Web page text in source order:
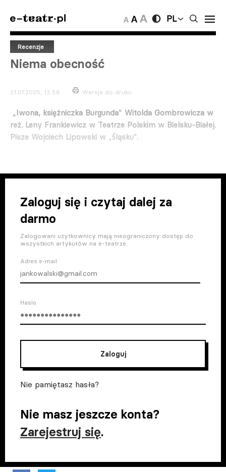
PL
Recenzje
Niema obecność
21.07.2025, 13:56 Wersja do druku
„ Iwona, księżniczka Burgunda” Witolda Gombrowicza w
reż. Leny Frankiewicz w Teatrze Polskim w Bielsku-Białej.
Pisze Wojciech Lipowski w „Śląsku”.
Zaloguj się i czytaj dalej za
darmo
Zalogowani użytkownicy mają nieograniczony dostęp do
wszystkich artykułów na e-teatrze.
Adres e-mail
Haslo
Zaloguj
Nie pamiętasz hasła?
Nie masz jeszcze konta?
Zarejestruj się.